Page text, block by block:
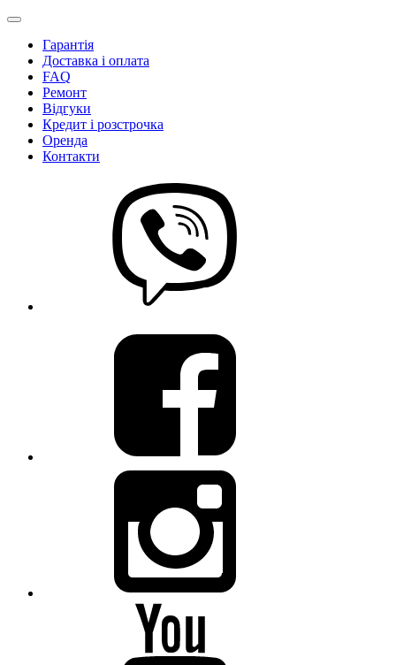
Гарантія
Доставка і оплата
FAQ
Ремонт
Відгуки
Кредит і розстрочка
Оренда
Контакти